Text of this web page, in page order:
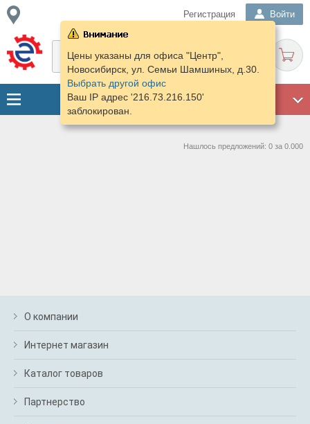
Регистрация Войти
Цены указаны для офиса "Центр",
Новосибирск, ул. Семьи Шамшиных, д.30.
Выбрать другой офис
Ваш IP адрес '216.73.216.150'
заблокирован.
Нашлось предложений: 0 за 0.000
О компании
Интернет магазин
Каталог товаров
Партнерство